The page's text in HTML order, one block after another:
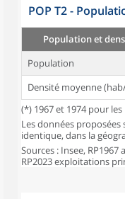
POP T2 -
Population et
Population
Densité moyenne
(*) 1967 et 1974 pour les
Les données
identique, dans la
Sources : Insee,
RP2023 exploitations